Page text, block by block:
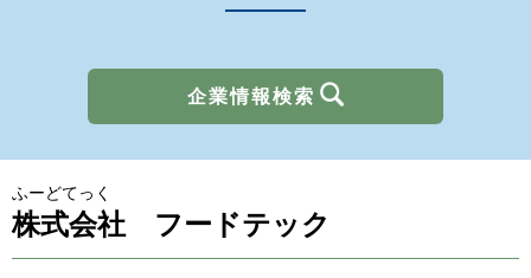
企業情報検索
求人情報
で選ぶ
ふーどてっく
株式会社 フードテック